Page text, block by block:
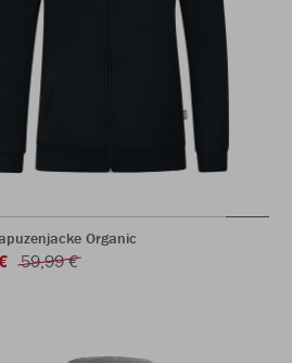
Organic
59,99 €